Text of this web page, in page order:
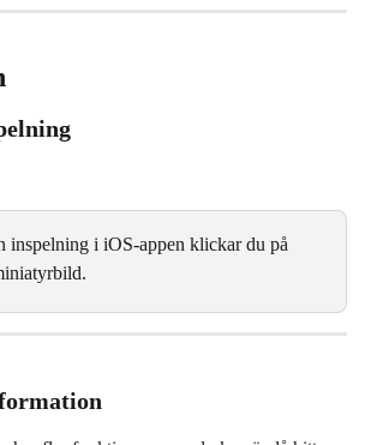
inspelning i iOS-appen klickar du på